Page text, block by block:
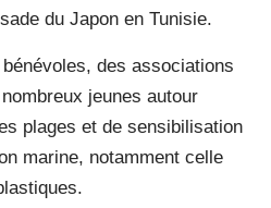
du Japon en Tunisie.
bénévoles, des associations
jeunes autour
plages et de sensibilisation
marine, notamment celle